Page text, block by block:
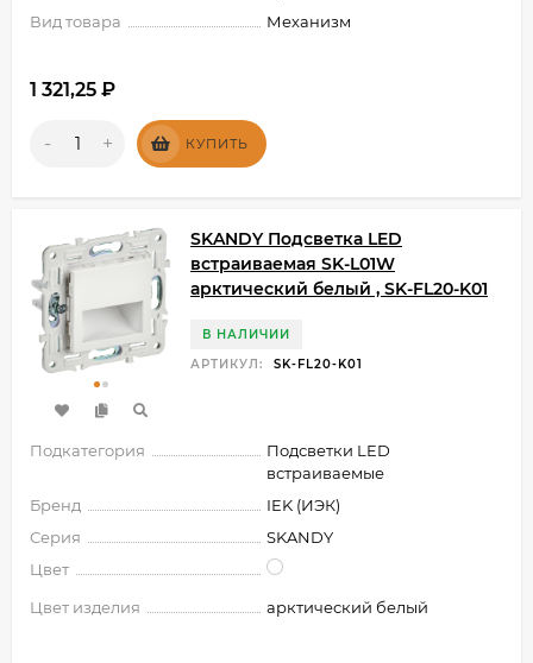
Вид товара
Механизм
1 321,25 ₽
- + КУПИТЬ
SKANDY Подсветка LED
встраиваемая SK-L01W
арктический белый , SK-FL20-K01
В НАЛИЧИИ
АРТИКУЛ:
SK-FL20-K01
Подкатегория
Подсветки LED
встраиваемые
Бренд
IEK (ИЭК)
Серия
SKANDY
Цвет
Цвет изделия
арктический белый